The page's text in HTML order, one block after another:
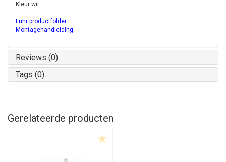
Kleur wit
Fuhr productfolder
Montagehandleiding
Reviews (0)
Tags (0)
Gerelateerde producten